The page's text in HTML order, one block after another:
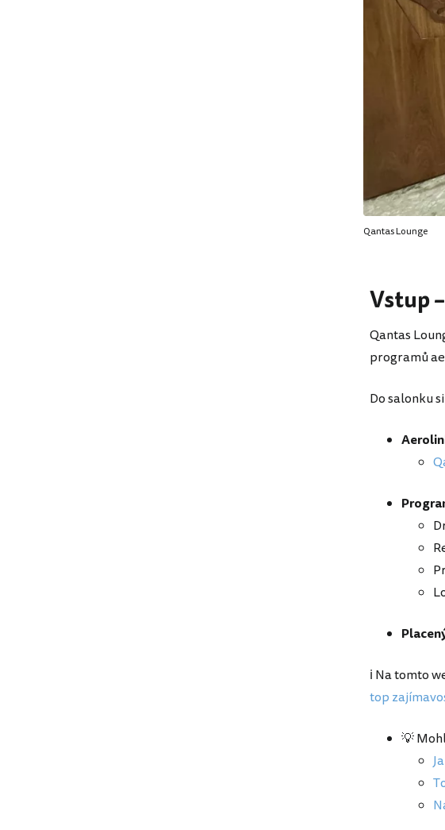
Qantas Lounge
Vstup
Qantas
programů
Do salonku
ℹ️ Na tomto
top
💡